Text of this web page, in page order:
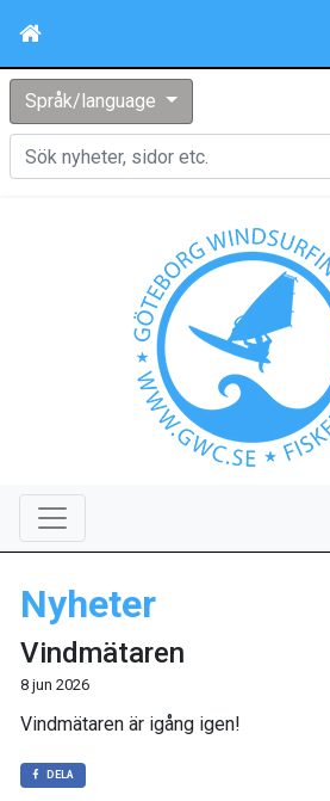
Språk/language
Nyheter
Vindmätaren
8 jun 2026
Vindmätaren är igång igen!
DELA